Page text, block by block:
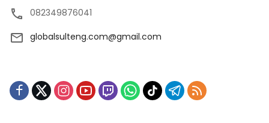
082349876041
globalsulteng.com@gmail.com